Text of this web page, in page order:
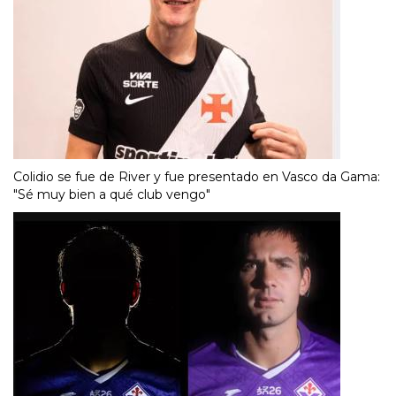
Colidio se fue de River y fue presentado en Vasco da Gama:
"Sé muy bien a qué club vengo"